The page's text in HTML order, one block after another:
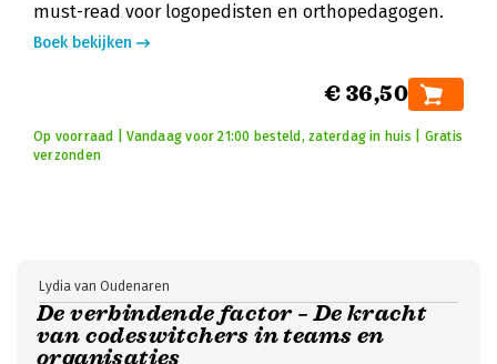
must-read voor logopedisten en orthopedagogen.
Boek bekijken
€ 36,50
Op voorraad | Vandaag voor 21:00 besteld, zaterdag in huis | Gratis
verzonden
De verbindende factor – De kracht
van codeswitchers in teams en
organisaties
Lydia van Oudenaren